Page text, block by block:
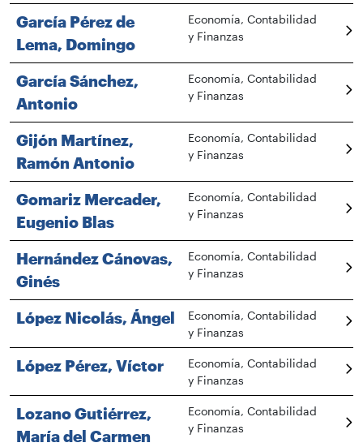
García Pérez de
Lema, Domingo
Economía, Contabilidad
y Finanzas
García Sánchez,
Antonio
Economía, Contabilidad
y Finanzas
Gijón Martínez,
Ramón Antonio
Economía, Contabilidad
y Finanzas
Gomariz Mercader,
Eugenio Blas
Economía, Contabilidad
y Finanzas
Hernández Cánovas,
Ginés
Economía, Contabilidad
y Finanzas
López Nicolás, Ángel
Economía, Contabilidad
y Finanzas
López Pérez, Víctor
Economía, Contabilidad
y Finanzas
Lozano Gutiérrez,
María del Carmen
Economía, Contabilidad
y Finanzas